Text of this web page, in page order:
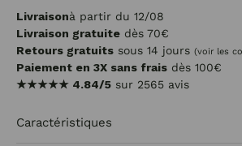
Livraisonà partir du 12/08
Livraison gratuite dès 70€
Retours gratuits sous 14 jours (voir les
Paiement en 3X sans frais dès 100€
★★★★★ 4.84/5 sur 2565 avis
Caractéristiques